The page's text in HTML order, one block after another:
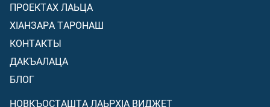
ПРОЕКТАХ ЛАЬЦА
ХIАНЗАРА ТАРОНАШ
КОНТАКТЫ
ДАКЪАЛАЦА
БЛОГ
НОВКЪОСТАШТА ЛАЬРХIА ВИДЖЕТ